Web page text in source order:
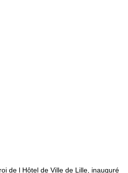
de l Hôtel de Ville de Lille, inauguré